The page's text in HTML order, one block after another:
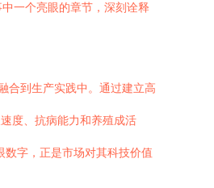
一个亮眼的章节，深刻诠释
合到生产实践中。通过建立高
度、抗病能力和养殖成活
字，正是市场对其科技价值